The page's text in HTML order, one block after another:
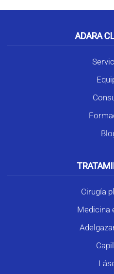
ADARA
Cirugía
Medicina